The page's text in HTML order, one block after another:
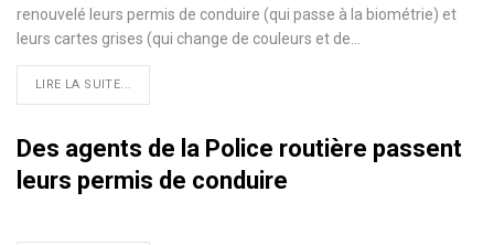
renouvelé leurs permis de conduire (qui passe à la biométrie) et
leurs cartes grises (qui change de couleurs et de…
LIRE LA SUITE...
Des agents de la Police routière passent
leurs permis de conduire